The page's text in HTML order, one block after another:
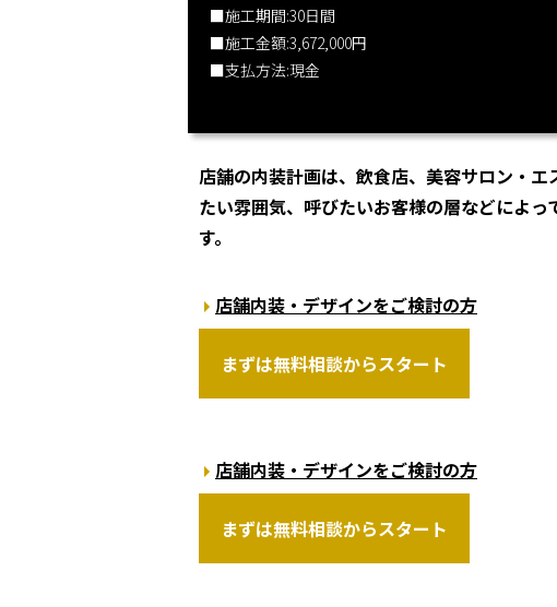
■施工期間:30日間
■施工金額:3,672,000円
■支払方法:現金
店舗の内装計画は、飲食店、美容サロン・
たい雰囲気、呼びたいお客様の層などによ
す。
店舗内装・デザインをご検討の方
まずは無料相談からスタート
店舗内装・デザインをご検討の方
まずは無料相談からスタート